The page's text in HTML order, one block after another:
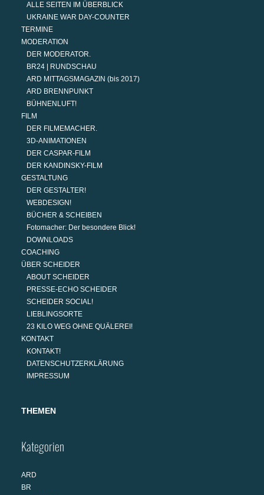
ALLE SEITEN IM ÜBERBLICK
UKRAINE WAR DAY-COUNTER
TERMINE
MODERATION
DER MODERATOR.
BR24 | RUNDSCHAU
ARD MITTAGSMAGAZIN (bis 2017)
ARD BRENNPUNKT
BÜHNENLUFT!
FILM
DER FILMEMACHER.
3D-ANIMATIONEN
DER CASPAR-FILM
DER KANDINSKY-FILM
GESTALTUNG
DER GESTALTER!
WEBDESIGN!
BÜCHER & SCHEIBEN
Fotomacher: Der besondere Blick!
DOWNLOADS
COACHING
ÜBER SCHEIDER
ABOUT SCHEIDER
PRESSE-ECHO SCHEIDER
SCHEIDER SOCIAL!
LIEBLINGSORTE
23 KILO WEG OHNE QUÄLEREI!
KONTAKT
KONTAKT!
DATENSCHUTZERKLÄRUNG
IMPRESSUM
THEMEN
Kategorien
ARD
BR